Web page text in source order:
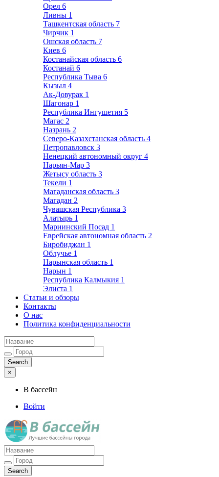
Орел 6
Ливны 1
Ташкентская область 7
Чирчик 1
Ошская область 7
Киев 6
Костанайская область 6
Костанай 6
Республика Тыва 6
Кызыл 4
Ак-Довурак 1
Шагонар 1
Республика Ингушетия 5
Магас 2
Назрань 2
Северо-Казахстанская область 4
Петропавловск 3
Ненецкий автономный округ 4
Нарьян-Мар 3
Жетысу область 3
Текели 1
Магаданская область 3
Магадан 2
Чувашская Республика 3
Алатырь 1
Мариинский Посад 1
Еврейская автономная область 2
Биробиджан 1
Облучье 1
Нарынская область 1
Нарын 1
Республика Калмыкия 1
Элиста 1
Статьи и обзоры
Контакты
О нас
Политика конфиденциальности
×
В бассейн
Войти
Лучшие бассейны города